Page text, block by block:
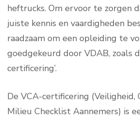
heftrucks. Om ervoor te zorgen
juiste kennis en vaardigheden
raadzaam om een opleiding te
goedgekeurd door VDAB, zoals
certificering’.
De VCA-certificering (Veiligheid,
Milieu Checklist Aannemers) is